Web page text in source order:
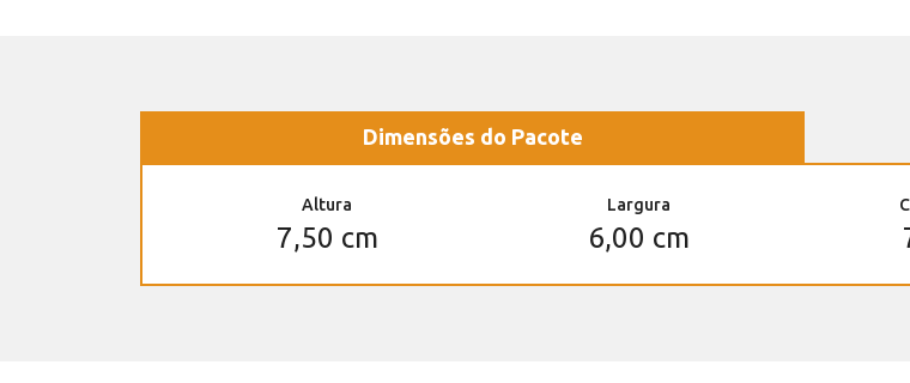
Dimensões do Pacote
Altura
7,50 cm
Largura
6,00 cm